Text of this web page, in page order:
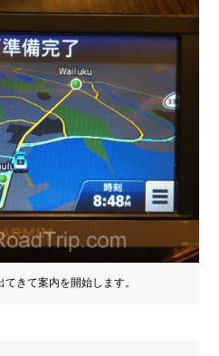
きて案内を開始します。